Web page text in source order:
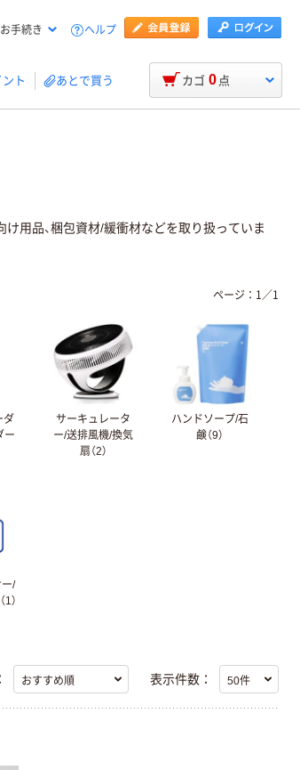
手続き ヘルプ
ト あとで買う カゴ 0 点
け用品、梱包資材/緩衝材などを取り扱っていま
ダ
ー
サーキュレータ
ー/送排風機/換気
扇（2）
ハンドソープ/石
鹸（9）
ー/
）
ページ： 1 ／1
表示件数：